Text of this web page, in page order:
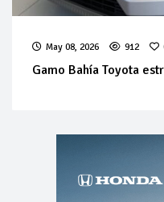
May 08, 2026 912
Gamo Bahía Toyota